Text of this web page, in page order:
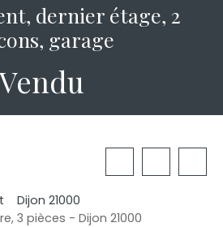
dernier étage, 2
garage
Dijon 21000
3 pièces - Dijon 21000